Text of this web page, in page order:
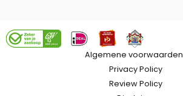
Algemene voorwaarden
Privacy Policy
Review Policy